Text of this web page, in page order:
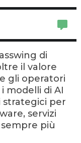
di
il valore
gli operatori
modelli di AI
strategici per
servizi
più